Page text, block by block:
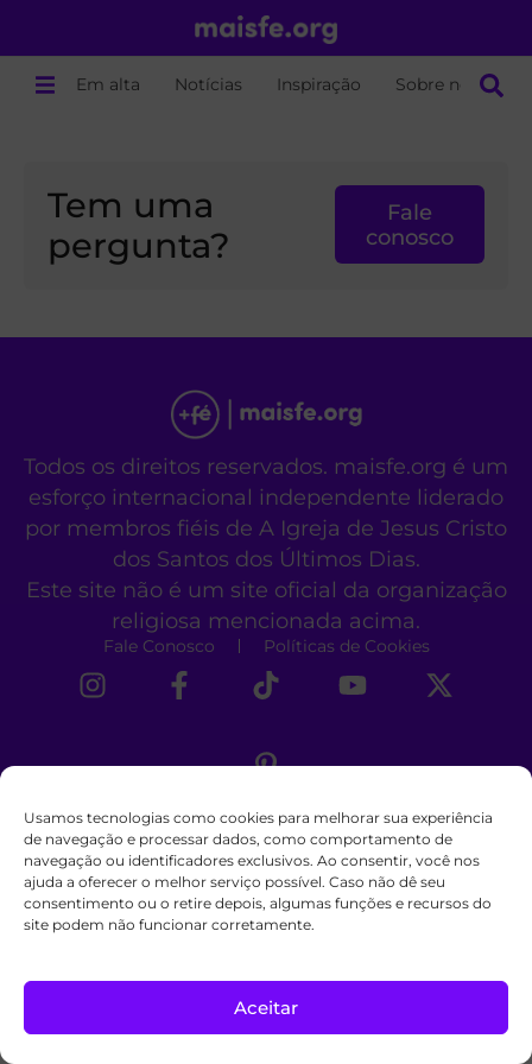
Usamos tecnologias como cookies para melhorar sua experiência
de navegação e processar dados, como comportamento de
navegação ou identificadores exclusivos. Ao consentir, você nos
ajuda a oferecer o melhor serviço possível. Caso não dê seu
consentimento ou o retire depois, algumas funções e recursos do
site podem não funcionar corretamente.
Aceitar
Em alta Notícias Inspiração Sobre nós
Tem uma
pergunta?
Fale
conosco
Todos os direitos reservados. maisfe.org é um
esforço internacional independente liderado
por membros fiéis de A Igreja de Jesus Cristo
dos Santos dos Últimos Dias.
Este site não é um site oficial da organização
religiosa mencionada acima.
Fale Conosco Políticas de Cookies